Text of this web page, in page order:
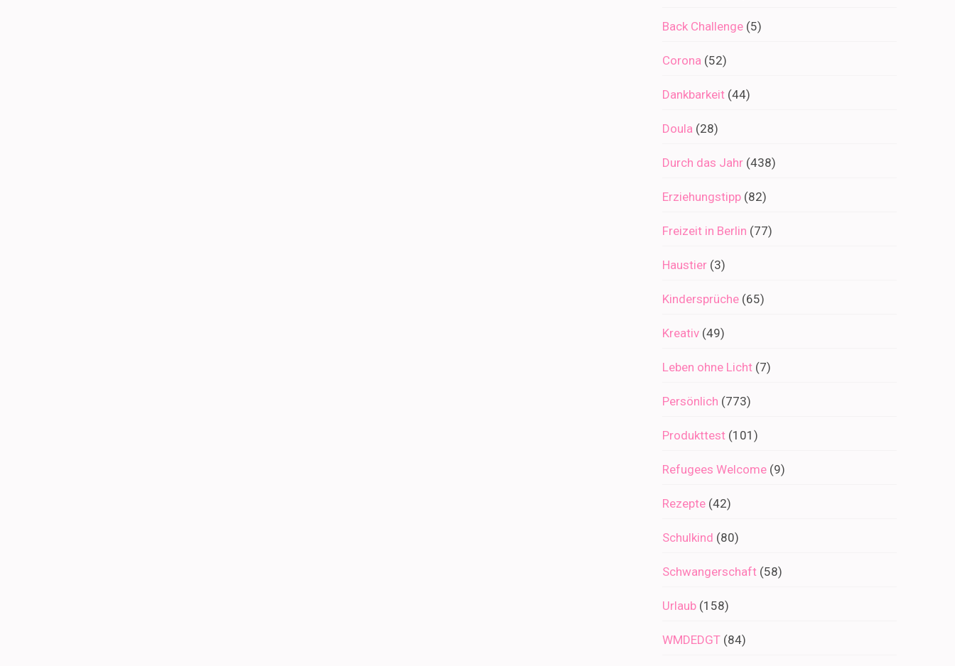
Back Challenge (5)
Corona (52)
Dankbarkeit (44)
Doula (28)
Durch das Jahr (438)
Erziehungstipp (82)
Freizeit in Berlin (77)
Haustier (3)
Kindersprüche (65)
Kreativ (49)
Leben ohne Licht (7)
Persönlich (773)
Produkttest (101)
Refugees Welcome (9)
Rezepte (42)
Schulkind (80)
Schwangerschaft (58)
Urlaub (158)
WMDEDGT (84)